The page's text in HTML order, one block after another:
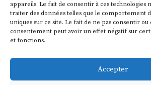
appareils. Le fait de consentir à ces technologies
traiter des données telles que le comportement
uniques sur ce site. Le fait de ne pas consentir
consentement peut avoir un effet négatif sur
et fonctions.
Accepter
Commerce & communication
Roland Villon
Industrie & énergie
Marie Lakanal
Ressources humaines